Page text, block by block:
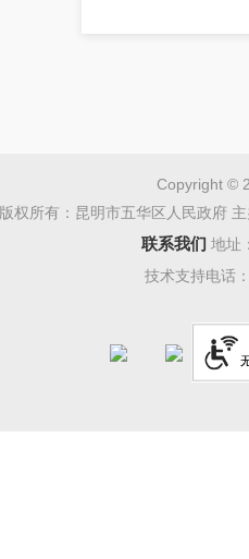
Copyright ©
版权所有：昆明市五华区人民政府
联系我们 地址
技术支持电话